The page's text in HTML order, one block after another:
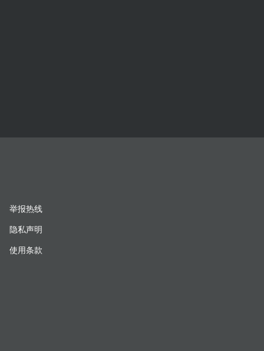
举报热线
隐私声明
使用条款